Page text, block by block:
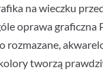
na wieczku
oprawa graficzna
rozmazane,
tworzą